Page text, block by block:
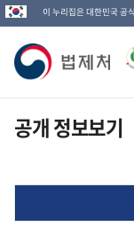
이 누리집은 대한민국 공
법
제
처
고
공개 정보보기